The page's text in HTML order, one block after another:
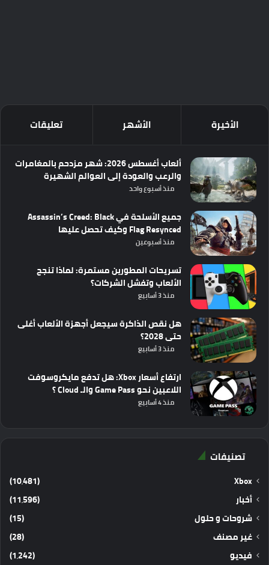
الأخيرة الأشهر تعليقات
ألعاب أغسطس 2026: شهر مزدحم بالمغامرات
والرعب والعودة إلى العوالم الشهيرة
منذ أسبوع واحد
جميع الأسلحة في Assassin’s Creed: Black
Flag Resynced وكيف تحصل عليها
منذ أسبوعين
تسريحات المطورين مستمرة: لماذا تنجح
الألعاب وتفشل الشركات؟
منذ 3 أسابيع
هل نقص الذاكرة سيجعل أجهزة الألعاب أغلى
حتى 2028؟
منذ 3 أسابيع
ارتفاع أسعار Xbox: هل تدفع مايكروسوفت
اللاعبين نحو Game Pass والـ Cloud ؟
منذ 4 أسابيع
تصنيفات
Xbox
(10٬481)
أخبار
(11٬596)
شروحات و حلول
(15)
غير مصنف
(28)
فيديو
(1٬242)